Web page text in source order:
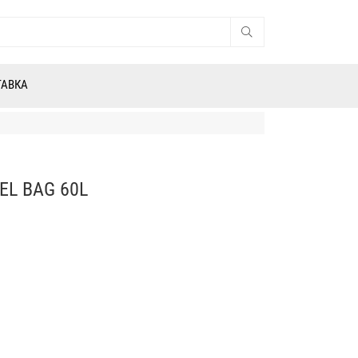
BAG 60L